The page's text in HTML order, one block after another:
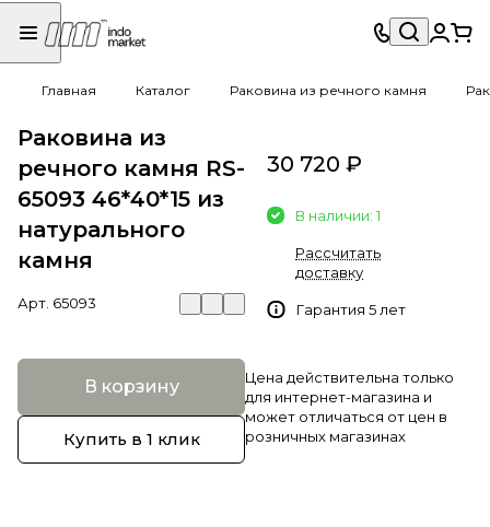
Главная Каталог Раковина из речного камня
Раковина из
речного камня RS-
65093 46*40*15 из
натурального
камня
Арт. 65093
В корзину
Купить в 1 клик
30 720 ₽
В наличии: 1
Рассчитать
доставку
Гарантия 5 лет
Цена действительна только
для интернет-магазина и
может отличаться от цен в
розничных магазинах